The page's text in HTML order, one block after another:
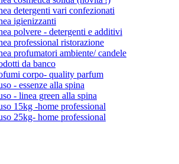
detergenti vari confezionati
igienizzanti
polvere - detergenti e additivi
professional ristorazione
profumatori ambiente/ candele
da banco
corpo- quality parfum
- essenze alla spina
- linea green alla spina
15kg -home professional
25kg- home professional